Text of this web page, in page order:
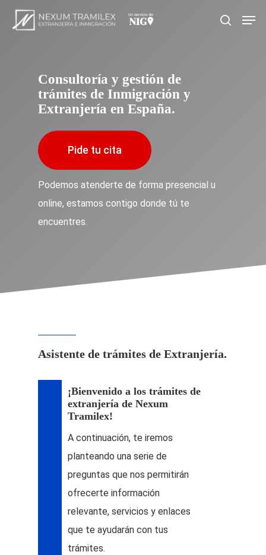
Skip
search
Consultoría y gestión de
trámites de Inmigración y
Extranjería en España.
Pide tu cita
Podemos atenderte de forma presencial u
online, estamos contigo donde tú te
encuentres.
Asistente de trámites de Extranjería.
¡Bienvenido a los trámites de
extranjería de Nexum
Tramilex!
A continuación, te iremos
planteando una serie de
preguntas que nos permitirán
ofrecerte información
relevante, servicios y enlaces
que te ayudarán con tus
trámites.